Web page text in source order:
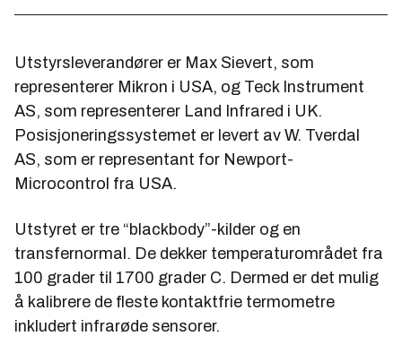
Utstyrsleverandører er Max Sievert, som
representerer Mikron i USA, og Teck Instrument
AS, som representerer Land Infrared i UK.
Posisjoneringssystemet er levert av W. Tverdal
AS, som er representant for Newport-
Microcontrol fra USA.
Utstyret er tre “blackbody”-kilder og en
transfernormal. De dekker temperaturområdet fra
100 grader til 1700 grader C. Dermed er det mulig
å kalibrere de fleste kontaktfrie termometre
inkludert infrarøde sensorer.